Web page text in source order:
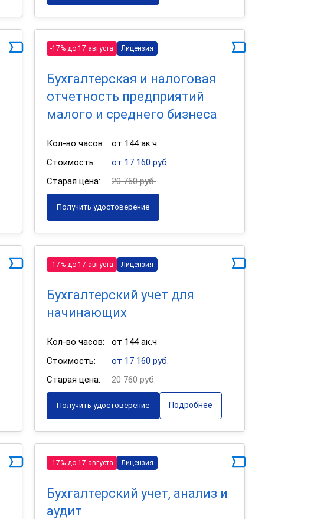
-17% до 17 августа Лицензия
Бухгалтерская и налоговая
отчетность предприятий
малого и среднего бизнеса
Кол-во часов:
от 144 ак.ч
Стоимость:
от 17 160 руб.
Старая цена:
20 760 руб.
Получить удостоверение
-17% до 17 августа Лицензия
Бухгалтерский учет для
начинающих
Кол-во часов:
от 144 ак.ч
Стоимость:
от 17 160 руб.
Старая цена:
20 760 руб.
Получить удостоверение Подробнее
-17% до 17 августа Лицензия
Бухгалтерский учет, анализ и
аудит